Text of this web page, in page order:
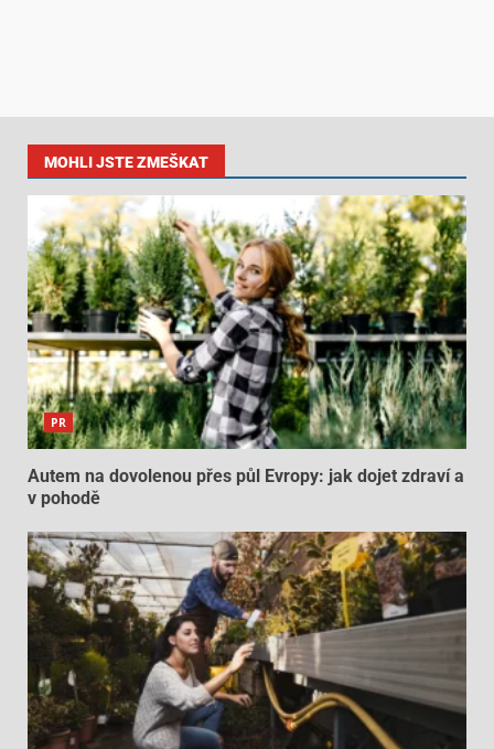
MOHLI JSTE ZMEŠKAT
PR
Autem na dovolenou přes půl Evropy: jak dojet zdraví a
v pohodě